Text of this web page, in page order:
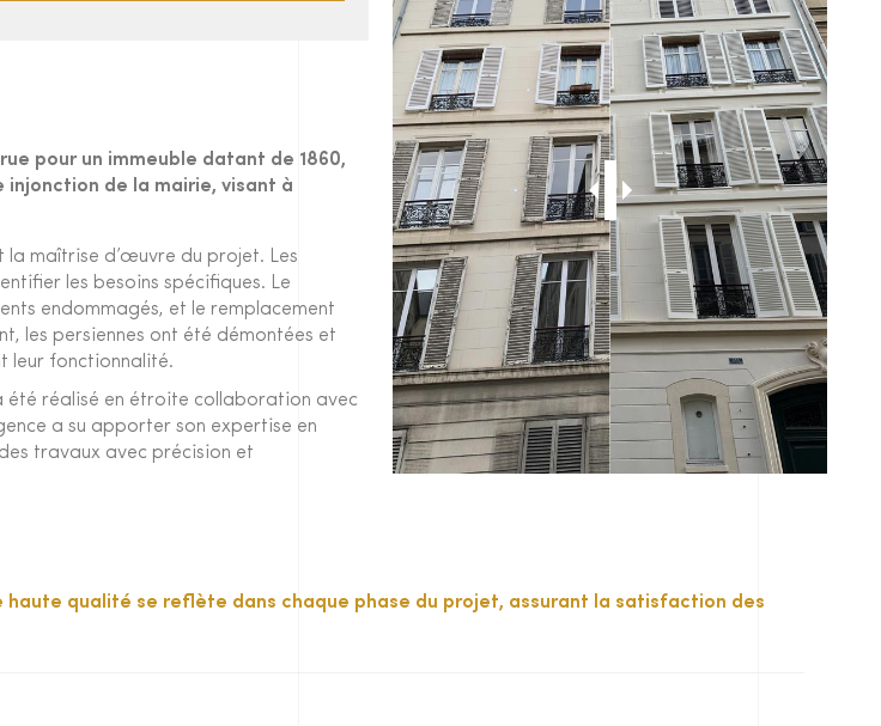
pour un immeuble datant de 1860,
injonction de la mairie, visant à
la maîtrise d’œuvre du projet. Les
les besoins spécifiques. Le
endommagés, et le remplacement
les persiennes ont été démontées et
leur fonctionnalité.
été réalisé en étroite collaboration avec
a su apporter son expertise en
travaux avec précision et
haute qualité se reflète dans chaque phase du projet, assurant la satisfaction des